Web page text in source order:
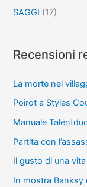
SAGGI (17)
Recensioni
La morte nel
Poirot a Styles
Manuale
Partita con
Il gusto di una vita
In mostra Banksy